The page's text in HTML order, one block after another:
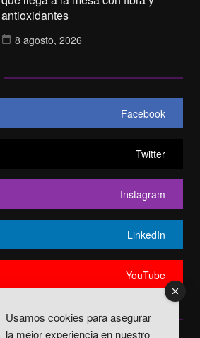
antioxidantes
8 agosto, 2026
Facebook
Twitter
Instagram
LinkedIn
YouTube
Usamos cookies para asegurar
la mejor experiencia en nuestro